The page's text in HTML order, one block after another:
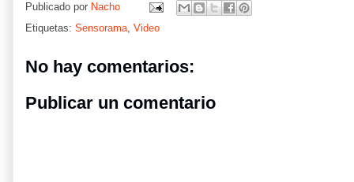
Publicado por Nacho
Etiquetas: Sensorama, Video
No hay comentarios:
Publicar un comentario